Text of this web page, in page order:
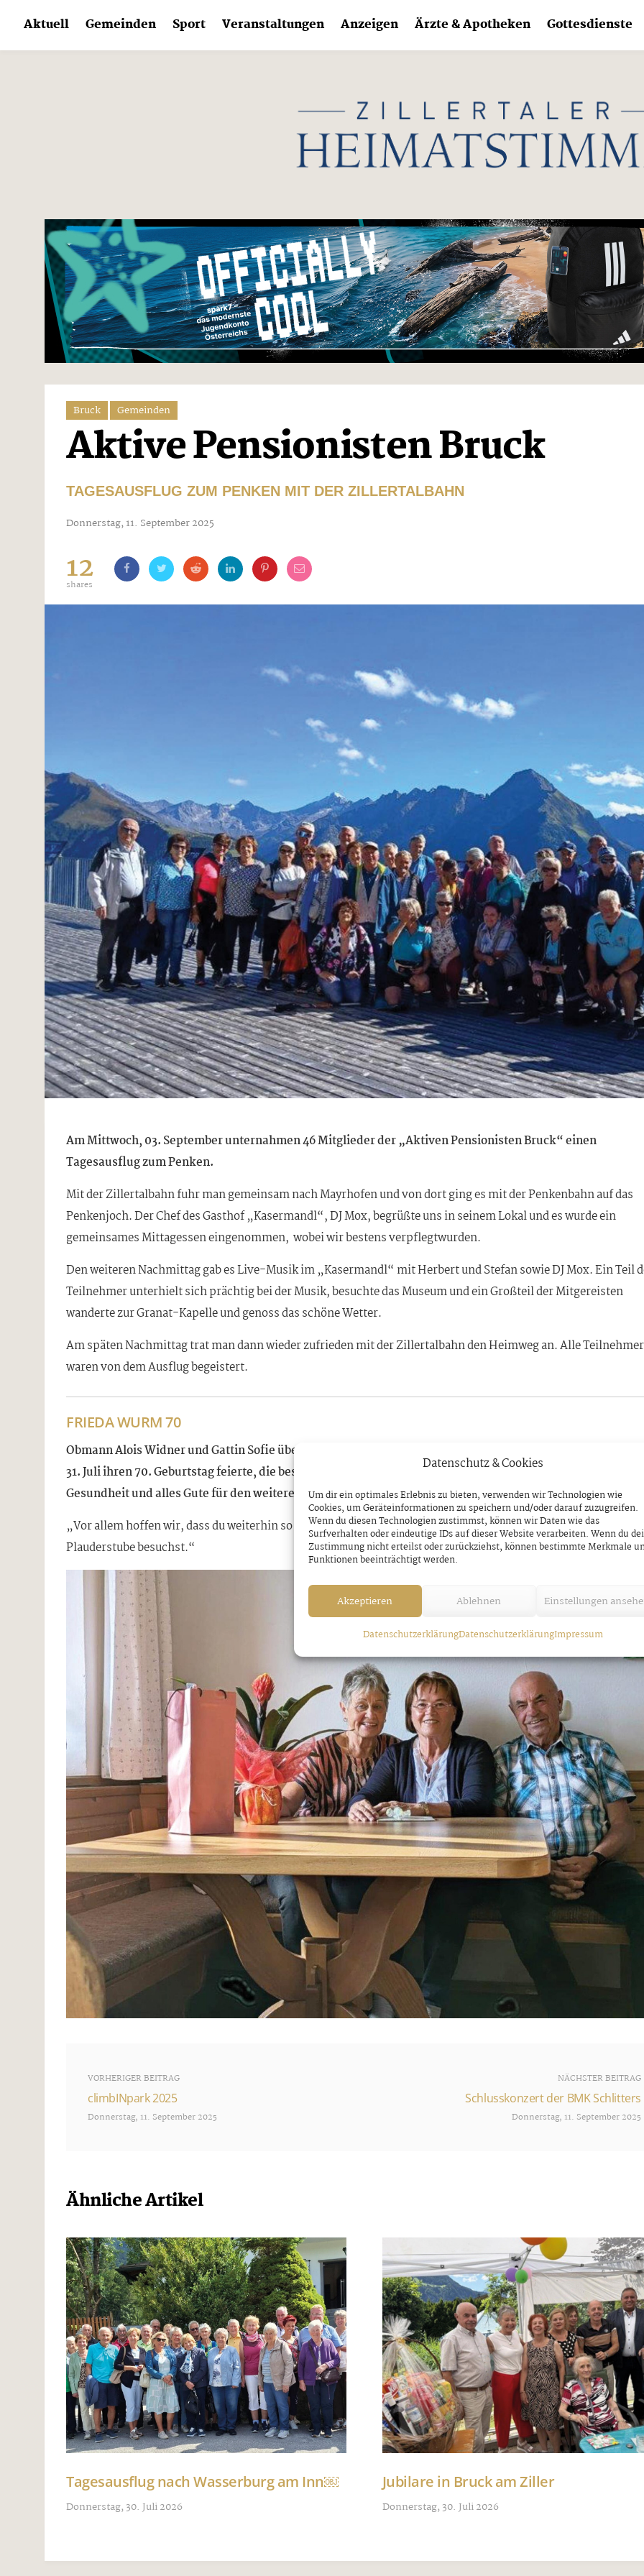
Datenschutz & Cookies
Um dir ein optimales Erlebnis zu bieten, verwenden wir Technologien wie
Cookies, um Geräteinformationen zu speichern und/oder darauf zuzugreifen.
Wenn du diesen Technologien zustimmst, können wir Daten wie das
Surfverhalten oder eindeutige IDs auf dieser Website verarbeiten. Wenn du
Zustimmung nicht erteilst oder zurückziehst, können bestimmte Merkmale
Funktionen beeinträchtigt werden.
Akzeptieren Ablehnen Einstellungen
DatenschutzerklärungDatenschutzerklärungImpressum
content
Aktuell Gemeinden Sport Veranstaltungen Anzeigen Ärzte & Apotheken Gottesdienste
Bruck Gemeinden
Aktive Pensionisten Bruck
TAGESAUSFLUG ZUM PENKEN MIT DER ZILLERTALBAHN
Donnerstag, 11. September 2025
12
shares
Am Mittwoch, 03. September unternahmen 46 Mitglieder der „Aktiven Pensionisten Bruck“ einen
Tagesausflug zum Penken.
Mit der Zillertalbahn fuhr man gemeinsam nach Mayrhofen und von dort ging es mit der Penkenbahn auf das
Penkenjoch. Der Chef des Gasthof „Kasermandl“, DJ Mox, begrüßte uns in seinem Lokal und es wurde ein
gemeinsames Mittagessen eingenommen, wobei wir bestens verpflegtwurden.
Den weiteren Nachmittag gab es Live-Musik im „Kasermandl“ mit Herbert und Stefan sowie DJ Mox. Ein Teil
Teilnehmer unterhielt sich prächtig bei der Musik, besuchte das Museum und ein Großteil der Mitgereisten
wanderte zur Granat-Kapelle und genoss das schöne Wetter.
Am späten Nachmittag trat man dann wieder zufrieden mit der Zillertalbahn den Heimweg an. Alle Teilnehmer
waren von dem Ausflug begeistert.
FRIEDA WURM 70
Obmann Alois Widner und Gattin Sofie überbrachten dem langjährigen Mitglied Frieda Wurm, die bereits
31. Juli ihren 70. Geburtstag feierte, die besten Wünsche des gesamten Vereins und wünschten ihr vor
Gesundheit und alles Gute für den weiteren Lebensweg.
„Vor allem hoffen wir, dass du weiterhin so fleißig an den Aktivitäten des Vereins teilnimmst und auch immer
Plauderstube besuchst.“
VORHERIGER BEITRAG
climbINpark 2025
Donnerstag, 11. September 2025
NÄCHSTER BEITRAG
Schlusskonzert der BMK Schlitters
Donnerstag, 11. September 2025
Ähnliche Artikel
Tagesausflug nach Wasserburg am Inn￼
Donnerstag, 30. Juli 2026
Jubilare in Bruck am Ziller
Donnerstag, 30. Juli 2026